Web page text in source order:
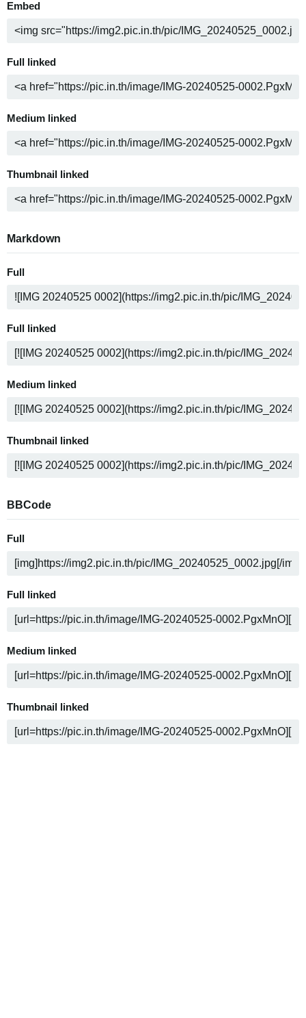
Embed
Full linked
Medium linked
Thumbnail linked
Markdown
Full
Full linked
Medium linked
Thumbnail linked
BBCode
Full
Full linked
Medium linked
Thumbnail linked